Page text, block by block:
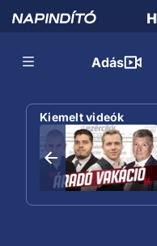
Adás
Kiemelt videók